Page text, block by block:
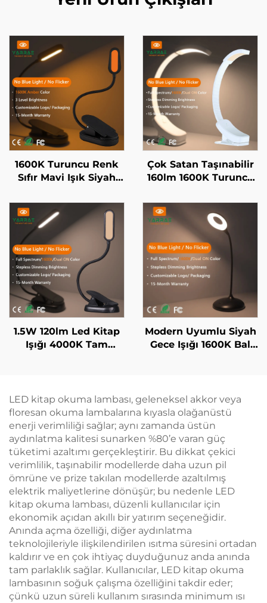
1600K Turuncu Renk
Sıfır Mavi Işık Siyah
Çok Satan Taşınabilir
160lm 1600K Turuncu
Renk Mavi Işık ve
Flicker Yok Beyaz
Cisim LED Kitap Işığı
1.5W 120lm Led Kitap
Işığı 4000K Tam
Işığı
Modern Uyumlu Siyah
Gece Işığı 1600K Bal
Hafızalı, 1800mAh Pil,
18 Saat
LED kitap okuma lambası, geleneksel akkor veya
floresan okuma lambalarına kıyasla olağanüstü
enerji verimliliği sağlar; aynı zamanda üstün
aydınlatma kalitesi sunarken %80’e varan güç
tüketimi azaltımı gerçekleştirir. Bu dikkat çekici
verimlilik, taşınabilir modellerde daha uzun pil
ömrüne ve prize takılan modellerde azaltılmış
elektrik maliyetlerine dönüşür; bu nedenle LED
kitap okuma lambası, düzenli kullanıcılar için
ekonomik açıdan akıllı bir yatırım seçeneğidir.
Anında açma özelliği, diğer aydınlatma
teknolojileriyle ilişkilendirilen ısıtma süresini ortadan
kaldırır ve en çok ihtiyaç duyduğunuz anda anında
tam parlaklık sağlar. Kullanıcılar, LED kitap okuma
lambasının soğuk çalışma özelliğini takdir eder;
çünkü uzun süreli kullanım sırasında minimum ısı